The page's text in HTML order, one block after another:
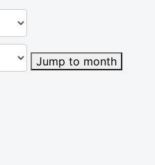
Jump to month